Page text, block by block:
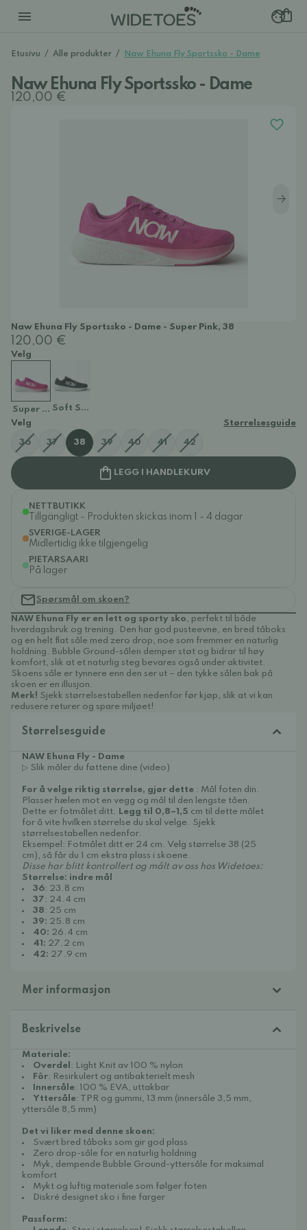
Etusivu / Alle produkter / Naw Ehuna Fly Sportssko - Dame
Naw Ehuna Fly Sportssko - Dame
120,00 €
Naw Ehuna Fly Sportssko - Dame - Super Pink, 38
120,00 €
Velg
Super PinkSoft Stone
Velg
Størrelsesguide
36 37 38 39 40 41 42
LEGG I HANDLEKURV
NETTBUTIKK
Tillgängligt - Produkten skickas inom 1 - 4 dagar
SVERIGE-LAGER
Midlertidig ikke tilgjengelig
PIETARSAARI
På lager
Spørsmål om skoen?
NAW Ehuna Fly er en lett og sporty sko, perfekt til både
hverdagsbruk og trening. Den har god pusteevne, en bred tåboks
og en helt flat såle med zero drop, noe som fremmer en naturlig
holdning. Bubble Ground-sålen demper støt og bidrar til høy
komfort, slik at et naturlig steg bevares også under aktivitet.
Skoens såle er tynnere enn den ser ut – den tykke sålen bak på
skoen er en illusjon.
Merk! Sjekk størrelsestabellen nedenfor før kjøp, slik at vi kan
redusere returer og spare miljøet!
Størrelsesguide
NAW Ehuna Fly - Dame
▷ Slik måler du føttene dine (video)
For å velge riktig størrelse, gjør dette : Mål foten din.
Plasser hælen mot en vegg og mål til den lengste tåen.
Dette er fotmålet ditt.
Legg til 0,8–1,5 cm til dette målet
for å vite hvilken størrelse du skal velge. Sjekk
størrelsestabellen nedenfor.
Eksempel: Fotmålet ditt er 24 cm. Velg størrelse 38 (25
cm), så får du 1 cm ekstra plass i skoene.
Disse har blitt kontrollert og målt av oss hos Widetoes:
Størrelse: indre mål
36: 23.8 cm
37: 24.4 cm
38: 25 cm
39: 25.8 cm
40: 26.4 cm
41: 27.2 cm
42: 27.9 cm
Mer informasjon
Beskrivelse
Materiale:
Overdel : Light Knit av 100 % nylon
Fôr: Resirkulert og antibakterielt mesh
Innersåle: 100 % EVA, uttakbar
Yttersåle: TPR og gummi, 13 mm (innersåle 3,5 mm,
yttersåle 8,5 mm)
Det vi liker med denne skoen:
Svært bred tåboks som gir god plass
Zero drop-såle for en naturlig holdning
Myk, dempende Bubble Ground-yttersåle for maksimal
komfort
Mykt og luftig materiale som følger foten
Diskré designet sko i fine farger
Passform: